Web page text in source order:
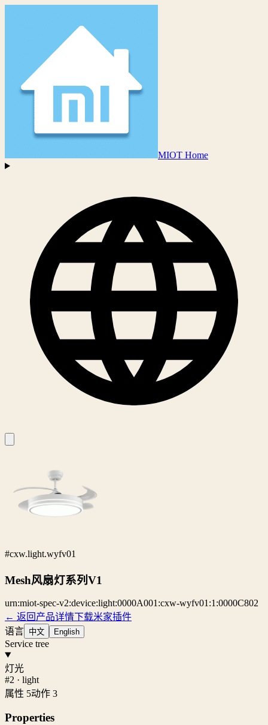
MIOT Home
#cxw.light.wyfv01
Mesh风扇灯系列V1
urn:miot-spec-v2:device:light:0000A001:cxw-wyfv01:1:0000C802
← 返回产品详情下载米家插件
语言 中文 English
Service tree
灯光
#2 · light
属性 5动作 3
Properties